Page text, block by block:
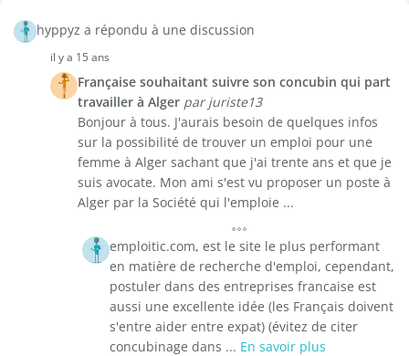
hyppyz a répondu à une discussion
il y a 15 ans
Française souhaitant suivre son concubin qui part
travailler à Alger par juriste13
Bonjour à tous. J'aurais besoin de quelques infos
sur la possibilité de trouver un emploi pour une
femme à Alger sachant que j'ai trente ans et que je
suis avocate. Mon ami s'est vu proposer un poste à
Alger par la Société qui l'emploie ...
emploitic.com, est le site le plus performant
en matière de recherche d'emploi, cependant,
postuler dans des entreprises francaise est
aussi une excellente idée (les Français doivent
s'entre aider entre expat) (évitez de citer
concubinage dans ... En savoir plus